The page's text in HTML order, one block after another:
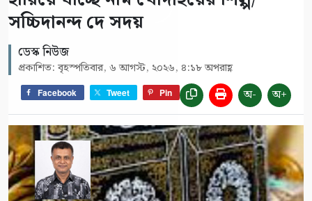
সচ্চিদানন্দ দে সদয়
ডেস্ক নিউজ
প্রকাশিত: বৃহস্পতিবার, ৬ আগস্ট, ২০২৬, ৪:১৮ অপরাহ্ণ
Facebook Tweet Pin অ- অ+